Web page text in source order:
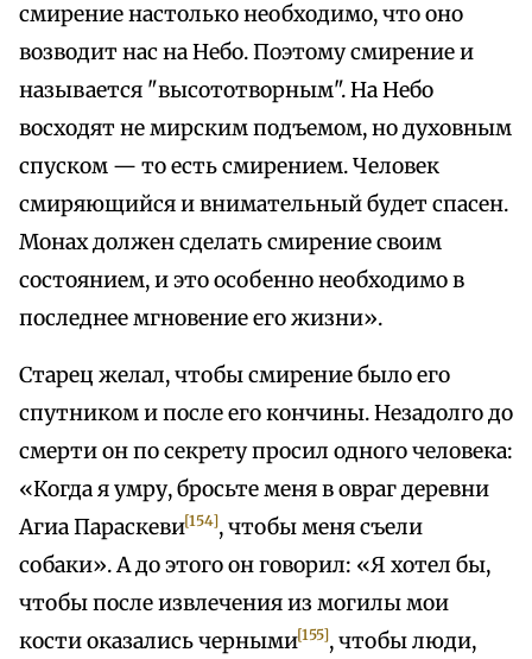
смирение настолько необходимо, что оно
возводит нас на Небо. Поэтому смирение и
называется "высототворным". На Небо
восходят не мирским подъемом, но духовным
спуском — то есть смирением. Человек
смиряющийся и внимательный будет спасен.
Монах должен сделать смирение своим
состоянием, и это особенно необходимо в
последнее мгновение его жизни».
Старец желал, чтобы смирение было его
спутником и после его кончины. Незадолго до
смерти он по секрету просил одного человека:
«Когда я умру, бросьте меня в овраг деревни
Агиа Параскеви[154], чтобы меня съели
собаки». А до этого он говорил: «Я хотел бы,
чтобы после извлечения из могилы мои
кости оказались черными[155], чтобы люди,